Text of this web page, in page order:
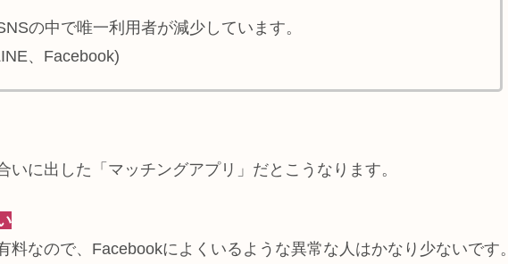
の中で唯一利用者が減少しています。
、Facebook)
いに出した「マッチングアプリ」だとこうなります。
料なので、Facebookによくいるような異常な人はかなり少ないです。